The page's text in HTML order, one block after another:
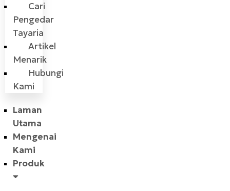
Cari
Pengedar
Tayaria
Artikel
Menarik
Hubungi
Kami
Laman
Utama
Mengenai
Kami
Produk